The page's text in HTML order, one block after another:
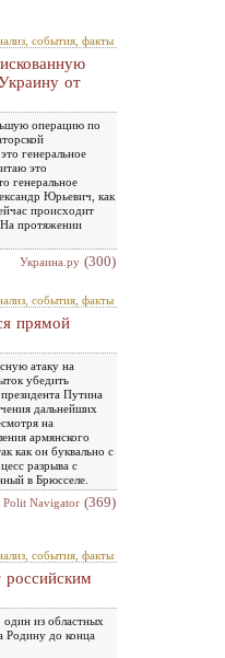
события, факты
от
операцию по
генеральное
это
генеральное
Юрьевич, как
происходит
протяжении
Украина.ру (300)
события, факты
прямой
атаку на
убедить
Путина
дальнейших
на
армянского
как он буквально с
разрыва с
в Брюсселе.
Polit Navigator (369)
события, факты
один из областных
Родину до конца